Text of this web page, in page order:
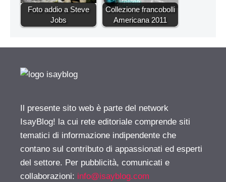
Foto addio a Steve
Jobs
Collezione francobolli
Americana 2011
Il presente sito web è parte del network
IsayBlog! la cui rete editoriale comprende siti
tematici di informazione indipendente che
contano sul contributo di appassionati ed esperti
del settore. Per pubblicità, comunicati e
collaborazioni: info@isayblog.com